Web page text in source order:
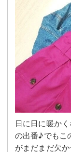
日に日に暖か
の出番♪でもこ
がまだまだ欠